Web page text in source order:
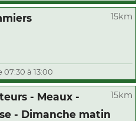
15km
07:30 à 13:00
- Meaux -
- Dimanche matin
15km